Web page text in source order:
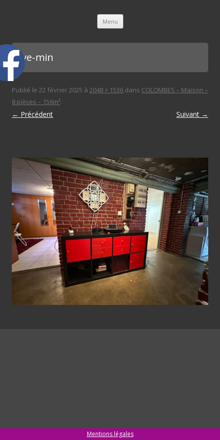
Menu Aller au contenu principal
cave-min
Publié le 22 février 2025 à 2048 × 1536 dans COLOMBES – Maison –
8 pièces – 156m².
← Précédent Suivant →
Mentions légales